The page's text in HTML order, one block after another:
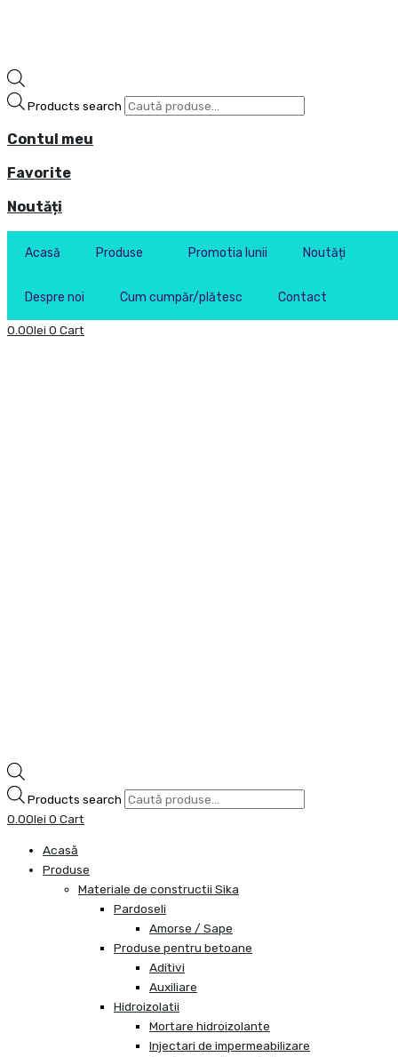
Products search
Contul meu
Favorite
Noutăți
Acasă Produse Promotia lunii Noutăți
Despre noi Cum cumpăr/plătesc Contact
0.00lei 0 Cart
Products search
0.00lei 0 Cart
Acasă
Produse
Materiale de constructii Sika
Pardoseli
Amorse / Sape
Produse pentru betoane
Aditivi
Auxiliare
Hidroizolatii
Mortare hidroizolante
Injectari de impermeabilizare